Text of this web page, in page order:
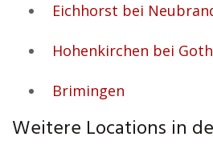
Eichhorst bei
Hohenkirchen bei
Brimingen
Weitere Locations in